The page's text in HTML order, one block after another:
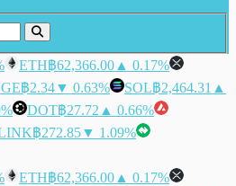
ETH฿62,366.00 ▲ 0.17%
฿2.34▼ 0.63% SOL฿2,464.31 ▲
DOT฿27.72 ▲ 0.66%
฿272.85▼ 1.09%
ETH฿62,366.00 ▲ 0.17%